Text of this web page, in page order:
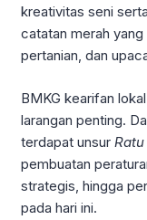
kreativitas seni
catatan merah
pertanian, dan
BMKG kearifan
larangan penting.
terdapat unsur
pembuatan
strategis, hingga
pada hari ini.